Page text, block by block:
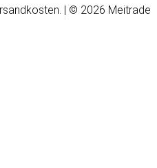
| © 2026 Meitrade